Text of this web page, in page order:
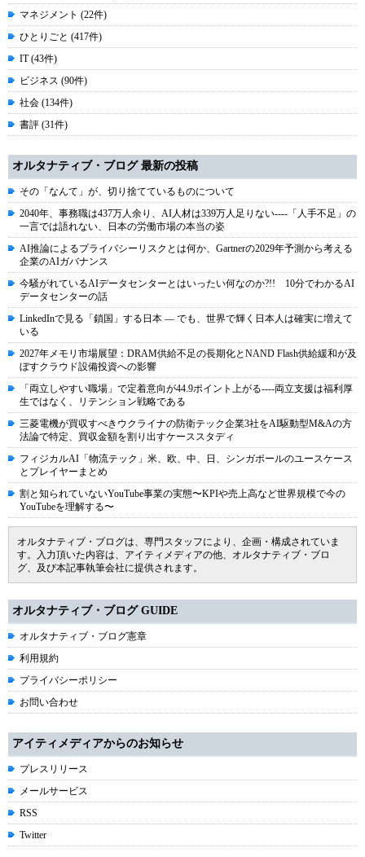
マネジメント (22件)
ひとりごと (417件)
IT (43件)
ビジネス (90件)
社会 (134件)
書評 (31件)
オルタナティブ・ブログ 最新の投稿
その「なんて」が、切り捨てているものについて
2040年、事務職は437万人余り、AI人材は339万人足りない----「人手不足」の
一言では語れない、日本の労働市場の本当の姿
AI推論によるプライバシーリスクとは何か、Gartnerの2029年予測から考える
企業のAIガバナンス
今騒がれているAIデータセンターとはいったい何なのか?!! 10分でわかるAI
データセンターの話
LinkedInで見る「鎖国」する日本 ― でも、世界で輝く日本人は確実に増えて
いる
2027年メモリ市場展望：DRAM供給不足の長期化とNAND Flash供給緩和が及
ぼすクラウド設備投資への影響
「両立しやすい職場」で定着意向が44.9ポイント上がる----両立支援は福利厚
生ではなく、リテンション戦略である
三菱電機が買収すべきウクライナの防衛テック企業3社をAI駆動型M&Aの方
法論で特定、買収金額を割り出すケーススタディ
フィジカルAI「物流テック」米、欧、中、日、シンガポールのユースケース
とプレイヤーまとめ
割と知られていないYouTube事業の実態〜KPIや売上高など世界規模で今の
YouTubeを理解する〜
オルタナティブ・ブログは、専門スタッフにより、企画・構成されていま
す。入力頂いた内容は、アイティメディアの他、オルタナティブ・ブロ
グ、及び本記事執筆会社に提供されます。
オルタナティブ・ブログ GUIDE
オルタナティブ・ブログ憲章
利用規約
プライバシーポリシー
お問い合わせ
アイティメディアからのお知らせ
プレスリリース
メールサービス
RSS
Twitter